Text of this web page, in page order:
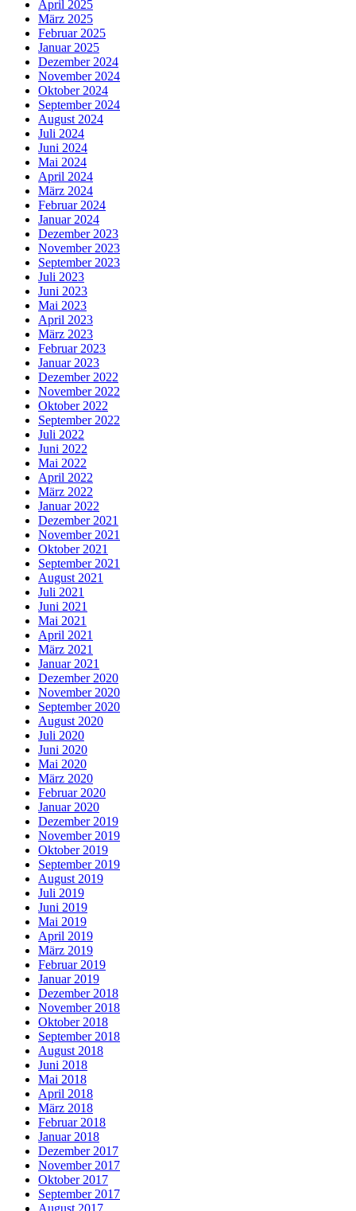
April 2025
März 2025
Februar 2025
Januar 2025
Dezember 2024
November 2024
Oktober 2024
September 2024
August 2024
Juli 2024
Juni 2024
Mai 2024
April 2024
März 2024
Februar 2024
Januar 2024
Dezember 2023
November 2023
September 2023
Juli 2023
Juni 2023
Mai 2023
April 2023
März 2023
Februar 2023
Januar 2023
Dezember 2022
November 2022
Oktober 2022
September 2022
Juli 2022
Juni 2022
Mai 2022
April 2022
März 2022
Januar 2022
Dezember 2021
November 2021
Oktober 2021
September 2021
August 2021
Juli 2021
Juni 2021
Mai 2021
April 2021
März 2021
Januar 2021
Dezember 2020
November 2020
September 2020
August 2020
Juli 2020
Juni 2020
Mai 2020
März 2020
Februar 2020
Januar 2020
Dezember 2019
November 2019
Oktober 2019
September 2019
August 2019
Juli 2019
Juni 2019
Mai 2019
April 2019
März 2019
Februar 2019
Januar 2019
Dezember 2018
November 2018
Oktober 2018
September 2018
August 2018
Juni 2018
Mai 2018
April 2018
März 2018
Februar 2018
Januar 2018
Dezember 2017
November 2017
Oktober 2017
September 2017